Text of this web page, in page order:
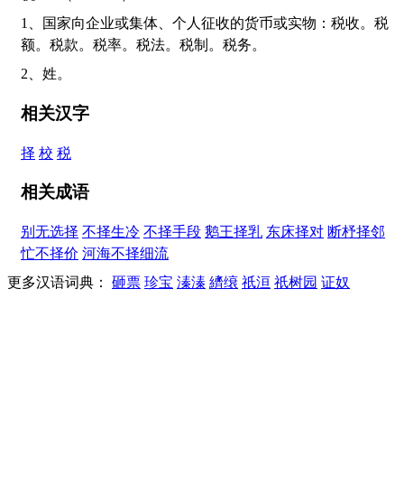
1、国家向企业或集体、个人征收的货币或实物：税收。税
额。税款。税率。税法。税制。税务。
2、姓。
相关汉字
择 校 税
相关成语
别无选择 不择生冷 不择手段 鹅王择乳 东床择对 断杼择邻
忙不择价 河海不择细流
更多汉语词典： 砸票 珍宝 溱溱 纃缞 祇洹 祇树园 证奴